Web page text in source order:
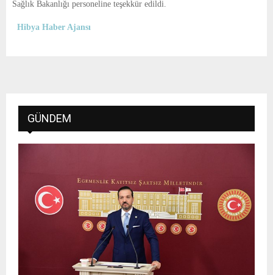
Sağlık Bakanlığı personeline teşekkür edildi.
Hibya Haber Ajansı
GÜNDEM